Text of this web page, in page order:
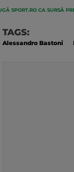
SPORT.RO CA SURSĂ
TAGS:
Alessandro Bastoni